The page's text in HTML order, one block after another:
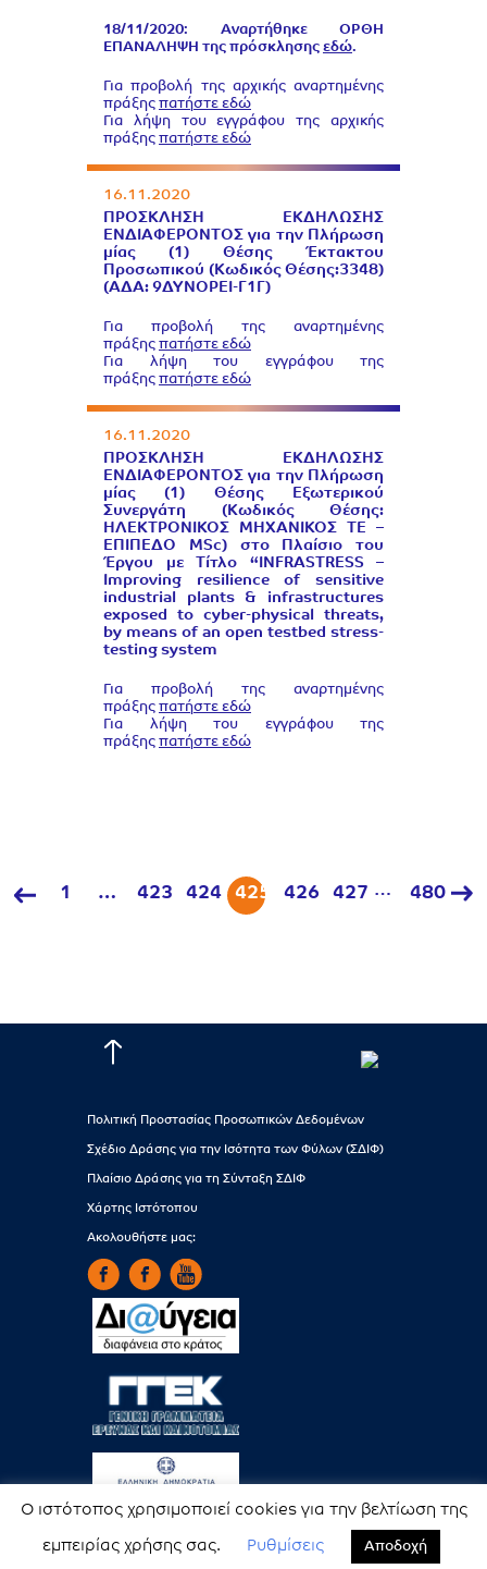
18/11/2020: Αναρτήθηκε ΟΡΘΗ
ΕΠΑΝΑΛΗΨΗ της πρόσκλησης εδώ.
Για προβολή της αρχικής αναρτημένης
πράξης πατήστε εδώ
Για λήψη του εγγράφου της αρχικής
πράξης πατήστε εδώ
16.11.2020
ΠΡΟΣΚΛΗΣΗ ΕΚΔΗΛΩΣΗΣ
ΕΝΔΙΑΦΕΡΟΝΤΟΣ για την Πλήρωση
μίας (1) Θέσης Έκτακτου
Προσωπικού (Κωδικός Θέσης:3348)
(ΑΔΑ: 9ΔΥΝΟΡΕΙ-Γ1Γ)
Για προβολή της αναρτημένης
πράξης πατήστε εδώ
Για λήψη του εγγράφου της
πράξης πατήστε εδώ
16.11.2020
ΠΡΟΣΚΛΗΣΗ ΕΚΔΗΛΩΣΗΣ
ΕΝΔΙΑΦΕΡΟΝΤΟΣ για την Πλήρωση
μίας (1) Θέσης Εξωτερικού
Συνεργάτη (Κωδικός Θέσης:
ΗΛΕΚΤΡONΙΚΟΣ ΜΗΧΑΝΙΚΟΣ ΤΕ –
ΕΠΙΠΕΔΟ MSc) στο Πλαίσιο του
Έργου με Τίτλο “INFRASTRESS –
Improving resilience of sensitive
industrial plants & infrastructures
exposed to cyber-physical threats,
by means of an open testbed stress-
testing system
Για προβολή της αναρτημένης
πράξης πατήστε εδώ
Για λήψη του εγγράφου της
πράξης πατήστε εδώ
1 … 423 424 425 426 427 … 480
Πολιτική Προστασίας Προσωπικών Δεδομένων
Σχέδιο Δράσης για την Ισότητα των Φύλων (ΣΔΙΦ)
Πλαίσιο Δράσης για τη Σύνταξη ΣΔΙΦ
Χάρτης Ιστότοπου
Ακολουθήστε μας:
Ο ιστότοπος χρησιμοποιεί cookies για την βελτίωση της
εμπειρίας χρήσης σας. Ρυθμίσεις Αποδοχή